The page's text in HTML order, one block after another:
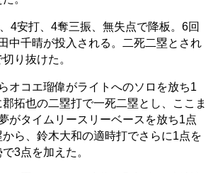
4安打、4奪三振、無失点で降板。6回
中千晴が投入される。二死二塁とされ
り抜けた。
オコエ瑠偉がライトへのソロを放ち1
拓也の二塁打で一死二塁とし、ここま
がタイムリースリーベースを放ち1点
ら、鈴木大和の適時打でさらに1点を
3点を加えた。